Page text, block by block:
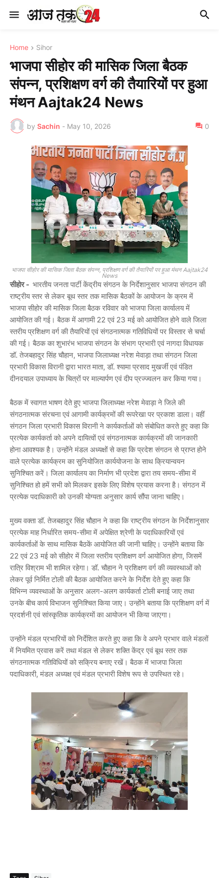
Home Sihor
भाजपा सीहोर की मासिक जिला बैठक
संपन्न, प्रशिक्षण वर्ग की तैयारियों पर हुआ
मंथन Aajtak24 News
by Sachin - May 10, 2026 0
भाजपा सीहोर की मासिक जिला बैठक संपन्न, प्रशिक्षण वर्ग की तैयारियों पर हुआ मंथन Aajtak24
News
सीहोर - भारतीय जनता पार्टी केंद्रीय संगठन के निर्देशानुसार भाजपा संगठन की
राष्ट्रीय स्तर से लेकर बूथ स्तर तक मासिक बैठकों के आयोजन के क्रम में
भाजपा सीहोर की मासिक जिला बैठक रविवार को भाजपा जिला कार्यालय में
आयोजित की गई। बैठक में आगामी 22 एवं 23 मई को आयोजित होने वाले जिला
स्तरीय प्रशिक्षण वर्ग की तैयारियों एवं संगठनात्मक गतिविधियों पर विस्तार से चर्चा
की गई। बैठक का शुभारंभ भाजपा संगठन के संभाग प्रभारी एवं नागदा विधायक
डॉ. तेजबहादुर सिंह चौहान, भाजपा जिलाध्यक्ष नरेश मेवाड़ा तथा संगठन जिला
प्रभारी विकास विरानी द्वारा भारत माता, डॉ. श्यामा प्रसाद मुखर्जी एवं पंडित
दीनदयाल उपाध्याय के चित्रों पर माल्यार्पण एवं दीप प्रज्ज्वलन कर किया गया।
बैठक में स्वागत भाषण देते हुए भाजपा जिलाध्यक्ष नरेश मेवाड़ा ने जिले की
संगठनात्मक संरचना एवं आगामी कार्यक्रमों की रूपरेखा पर प्रकाश डाला। वहीं
संगठन जिला प्रभारी विकास विरानी ने कार्यकर्ताओं को संबोधित करते हुए कहा कि
प्रत्येक कार्यकर्ता को अपने दायित्वों एवं संगठनात्मक कार्यक्रमों की जानकारी
होना आवश्यक है। उन्होंने मंडल अध्यक्षों से कहा कि प्रदेश संगठन से प्राप्त होने
वाले प्रत्येक कार्यक्रम का सुनियोजित कार्ययोजना के साथ क्रियान्वयन
सुनिश्चित करें। जिला कार्यालय का निर्माण भी प्रदेश द्वारा तय समय-सीमा में
सुनिश्चित हो हमें सभी को मिलकर इसके लिए विशेष प्रयास करना है। संगठन में
प्रत्येक पदाधिकारी को उनकी योग्यता अनुसार कार्य सौंपा जाना चाहिए।
मुख्य वक्ता डॉ. तेजबहादुर सिंह चौहान ने कहा कि राष्ट्रीय संगठन के निर्देशानुसार
प्रत्येक माह निर्धारित समय-सीमा में अपेक्षित श्रेणी के पदाधिकारियों एवं
कार्यकर्ताओं के साथ मासिक बैठकें आयोजित की जानी चाहिए। उन्होंने बताया कि
22 एवं 23 मई को सीहोर में जिला स्तरीय प्रशिक्षण वर्ग आयोजित होगा, जिसमें
रात्रि विश्राम भी शामिल रहेगा। डॉ. चौहान ने प्रशिक्षण वर्ग की व्यवस्थाओं को
लेकर पूर्व निर्मित टोली की बैठक आयोजित करने के निर्देश देते हुए कहा कि
विभिन्न व्यवस्थाओं के अनुसार अलग-अलग कार्यकर्ता टोली बनाई जाए तथा
उनके बीच कार्य विभाजन सुनिश्चित किया जाए। उन्होंने बताया कि प्रशिक्षण वर्ग में
प्रदर्शनी एवं सांस्कृतिक कार्यक्रमों का आयोजन भी किया जाएगा।
उन्होंने मंडल प्रभारियों को निर्देशित करते हुए कहा कि वे अपने प्रभार वाले मंडलों
में नियमित प्रवास करें तथा मंडल से लेकर शक्ति केंद्र एवं बूथ स्तर तक
संगठनात्मक गतिविधियों को सक्रिय बनाए रखें। बैठक में भाजपा जिला
पदाधिकारी, मंडल अध्यक्ष एवं मंडल प्रभारी विशेष रूप से उपस्थित रहे।